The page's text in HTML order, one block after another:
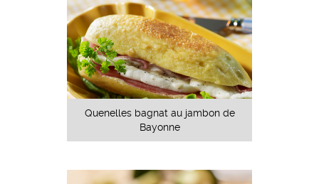
Quenelles bagnat au jambon de
Bayonne